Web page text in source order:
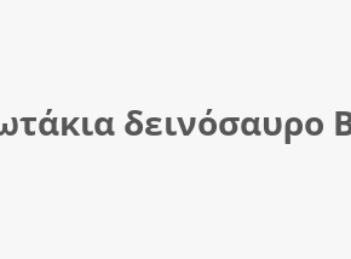
δεινόσαυρο